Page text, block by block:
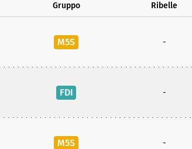
Gruppo Ribelle
M5S -
FDI -
M5S -